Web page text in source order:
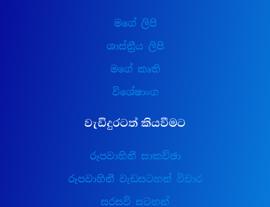
මගේ ලිපි
ශාස්ත්‍රීය ලිපි
මගේ කෘති
විශේෂාංග
වැඩිදුරටත් කියවීමට
රූපවාහිනී සාකච්ඡා
රූපවාහිනී වැඩසටහන් විචාර
සරසවි සටහන්